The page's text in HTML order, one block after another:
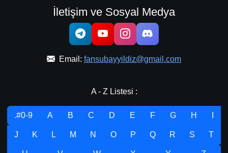
İletişim ve Sosyal Medya
Email: fansubayyildiz@gmail.com
A - Z Listesi :
.#0-9 A B C D E F G H
J K L M N O P Q R S T